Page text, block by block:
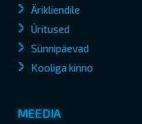
Ärikliendile
Üritused
Sünnipäevad
Kooliga kinno
MEEDIA